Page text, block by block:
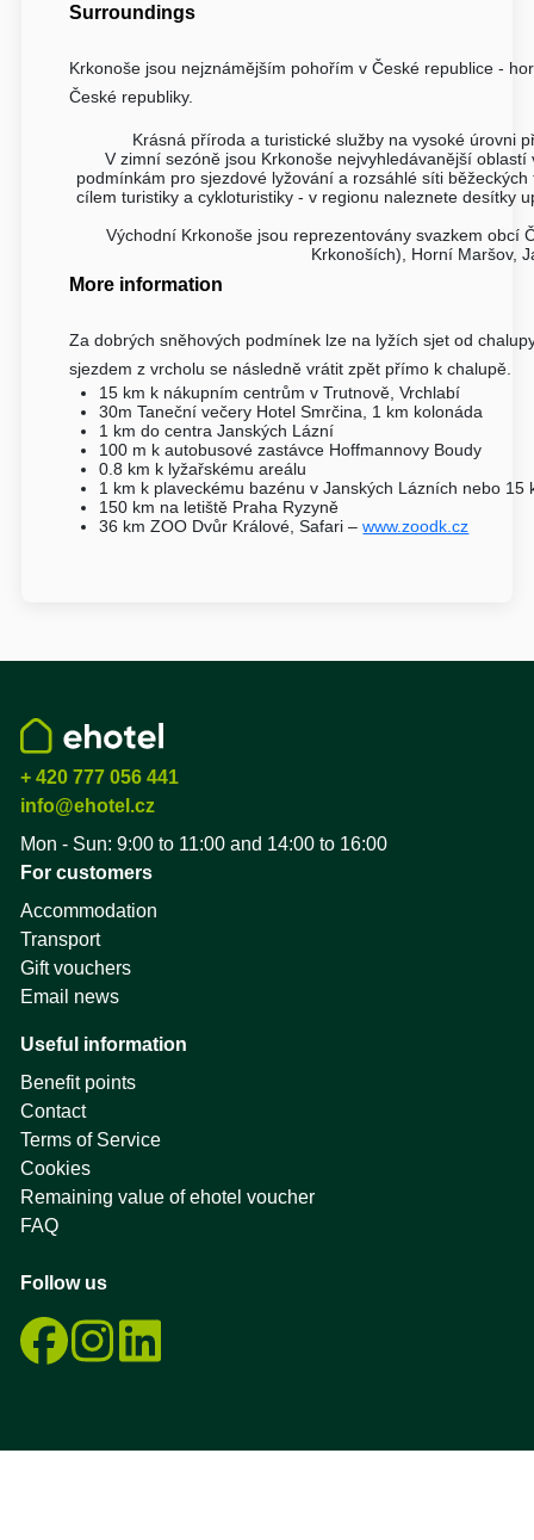
Surroundings
Krkonoše jsou nejznámějším pohořím v České republice -
České republiky.
Krásná příroda a turistické služby na vysoké úrovni
V zimní sezóně jsou Krkonoše nejvyhledávanější
podmínkám pro sjezdové lyžování a rozsáhlé síti
cílem turistiky a cykloturistiky - v regionu naleznete desítky
Východní Krkonoše jsou reprezentovány svazkem obcí
Krkonoších), Horní Maršov,
More information
Za dobrých sněhových podmínek lze na lyžích sjet od
sjezdem z vrcholu se následně vrátit zpět přímo k chalupě.
15 km k nákupním centrům v Trutnově, Vrchlabí
30m Taneční večery Hotel Smrčina, 1 km kolonáda
1 km do centra Janských Lázní
100 m k autobusové zastávce Hoffmannovy Boudy
0.8 km k lyžařskému areálu
1 km k plaveckému bazénu v Janských Lázních nebo 15
150 km na letiště Praha Ryzyně
36 km ZOO Dvůr Králové, Safari –www.zoodk.cz
+ 420 777 056 441
info@ehotel.cz
Mon - Sun: 9:00 to 11:00 and 14:00 to 16:00
For customers
Accommodation
Transport
Gift vouchers
Email news
Useful information
Benefit points
Contact
Terms of Service
Cookies
Remaining value of ehotel voucher
FAQ
Follow us